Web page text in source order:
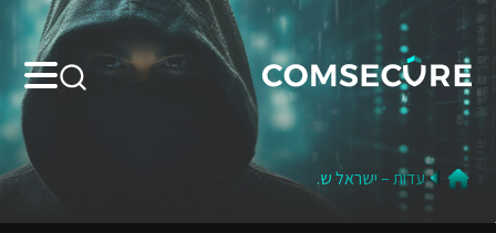
Search:
עדות – ישראל ש.